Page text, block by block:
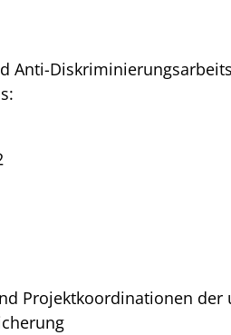
Anti-
Projektkoordinationen